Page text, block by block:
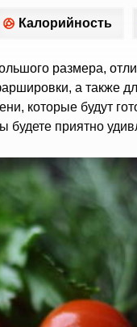
Калорийность
размера,
а также
которые будут
будете приятно